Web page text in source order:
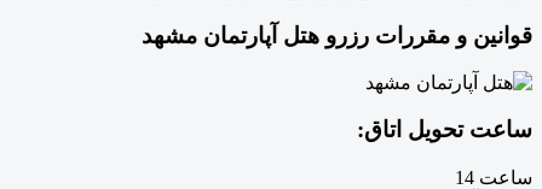
قوانین و مقررات رزرو هتل آپارتمان مشهد
ساعت تحویل اتاق:
ساعت 14